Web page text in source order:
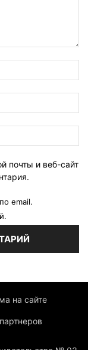
почты и веб-сайт
email.
на сайте